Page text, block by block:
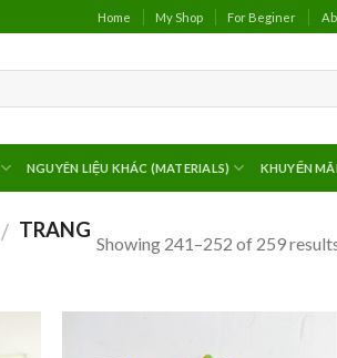
Home My Shop For Beginer
NGUYÊN LIỆU KHÁC (MATERIALS) KHUYẾN
/ TRANG
Showing 241–252 of 259